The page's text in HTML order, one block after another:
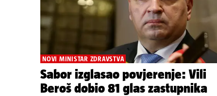
BEZ RASPRAVE
Milana Kujundžića jednoglasno su
vratili na mjesto u Saboru
35